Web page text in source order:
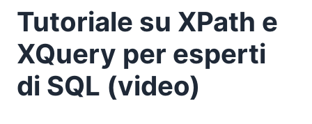
Tutoriale su XPath e
XQuery per esperti
di SQL (video)